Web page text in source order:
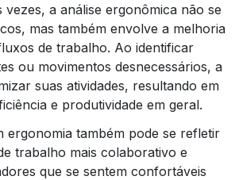
vezes, a análise ergonômica não se
mas também envolve a melhoria
de trabalho. Ao identificar
ou movimentos desnecessários, a
suas atividades, resultando em
e produtividade em geral.
ergonomia também pode se refletir
trabalho mais colaborativo e
que se sentem confortáveis